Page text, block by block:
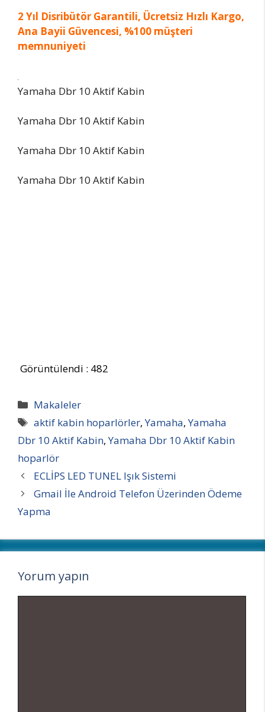
2 Yıl Disribütör Garantili, Ücretsiz Hızlı Kargo,
Ana Bayii Güvencesi, %100 müşteri
memnuniyeti
Yamaha Dbr 10 Aktif Kabin
Yamaha Dbr 10 Aktif Kabin
Yamaha Dbr 10 Aktif Kabin
Yamaha Dbr 10 Aktif Kabin
Görüntülendi : 482
Kategoriler
Makaleler
Etiketler
aktif kabin hoparlörler,Yamaha,Yamaha
Dbr 10 Aktif Kabin,Yamaha Dbr 10 Aktif Kabin
hoparlör
ECLİPS LED TUNEL Işık Sistemi
Gmail İle Android Telefon Üzerinden Ödeme
Yapma
Yorum yapın